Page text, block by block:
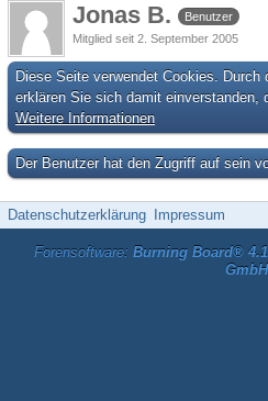
Jonas B.
Benutzer
Mitglied seit 2. September 2005
Diese Seite verwendet Cookies. Durch
erklären Sie sich damit einverstanden,
Weitere Informationen
Der Benutzer hat den Zugriff auf sein
Datenschutzerklärung Impressum
Forensoftware: Burning Board®
GmbH